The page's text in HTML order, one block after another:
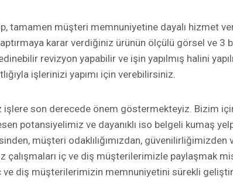
tamamen müşteri memnuniyetine dayalı hizmet
karar verdiğiniz ürünün ölçülü görsel ve 3
revizyon yapabilir ve işin yapılmış halini
işlerinizi yapımı için verebilirsiniz.
son derecede önem göstermekteyiz. Bizim
potansiyelimiz ve dayanıklı iso belgeli kumaş
müşteri odaklılığımızdan, güvenilirliğimizden
çalışmaları iç ve diş müşterilerimizle paylaşmak
ve diş müşterilerimizin memnuniyetini sürekli